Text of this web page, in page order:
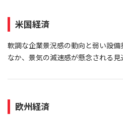
米国経済
軟調な企業景況感の動向と弱い設備
なか、景気の減速感が懸念される見
欧州経済